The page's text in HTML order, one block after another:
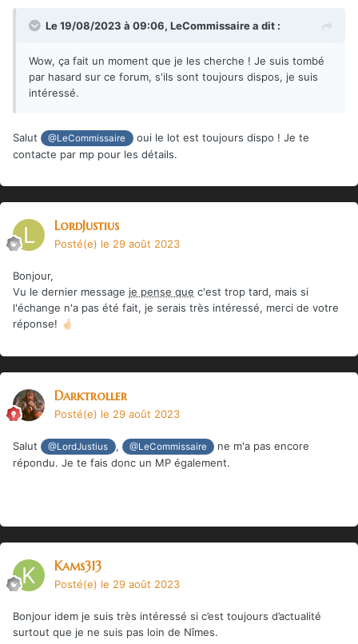
Le 19/08/2023 à 09:06, LeCommissairea dit :
Wow, ça fait un moment que je les cherche ! Je suis tombé
par hasard sur ce forum, s'ils sont toujours dispos, je suis
intéressé.
Salut @LeCommissaire
oui le lot est toujours dispo ! Je te
contacte par mp pour les détails.
LordJustius
Posté(e) le 29 août 2023
Bonjour,
Vu le dernier message je pense que c'est trop tard, mais si
l'échange n'a pas été fait, je serais très intéressé, merci de votre
réponse! 🤞🏻
Darktroller
Posté(e) le 29 août 2023
Salut @LordJustius , @LeCommissaire
ne m'a pas encore
répondu. Je te fais donc un MP également.
Kams313
Posté(e) le 29 août 2023
Bonjour idem je suis très intéressé si c’est toujours d’actualité
surtout que je ne suis pas loin de Nîmes.